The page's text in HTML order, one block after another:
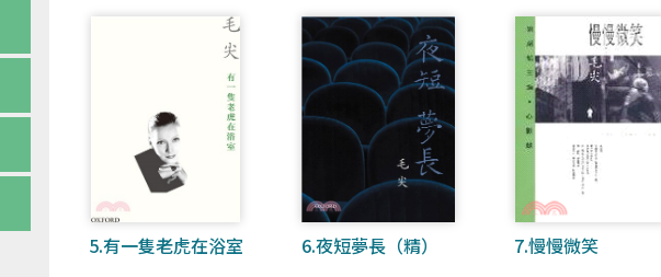
5.有一隻老虎在浴室 6.夜短夢長（精） 7.慢慢微笑